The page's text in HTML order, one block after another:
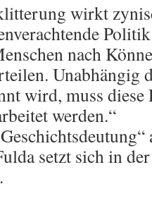
wirkt
nach
Unabhängig
wird, muss
werden.“
setzt sich in